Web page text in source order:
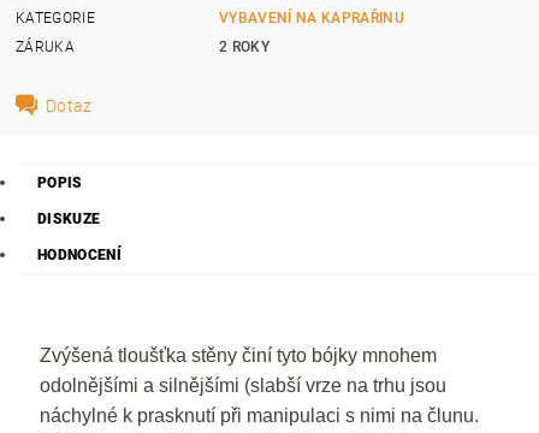
KATEGORIE
VYBAVENÍ NA KAPRAŘINU
ZÁRUKA
2 ROKY
Dotaz
POPIS
DISKUZE
HODNOCENÍ
Zvýšená tloušťka stěny činí tyto bójky mnohem
odolnějšími a silnějšími (slabší vrze na trhu jsou
náchylné k prasknutí při manipulaci s nimi na člunu.